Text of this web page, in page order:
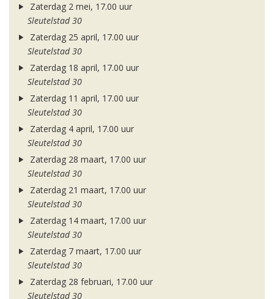
Zaterdag 2 mei, 17.00 uur
Sleutelstad 30
Zaterdag 25 april, 17.00 uur
Sleutelstad 30
Zaterdag 18 april, 17.00 uur
Sleutelstad 30
Zaterdag 11 april, 17.00 uur
Sleutelstad 30
Zaterdag 4 april, 17.00 uur
Sleutelstad 30
Zaterdag 28 maart, 17.00 uur
Sleutelstad 30
Zaterdag 21 maart, 17.00 uur
Sleutelstad 30
Zaterdag 14 maart, 17.00 uur
Sleutelstad 30
Zaterdag 7 maart, 17.00 uur
Sleutelstad 30
Zaterdag 28 februari, 17.00 uur
Sleutelstad 30